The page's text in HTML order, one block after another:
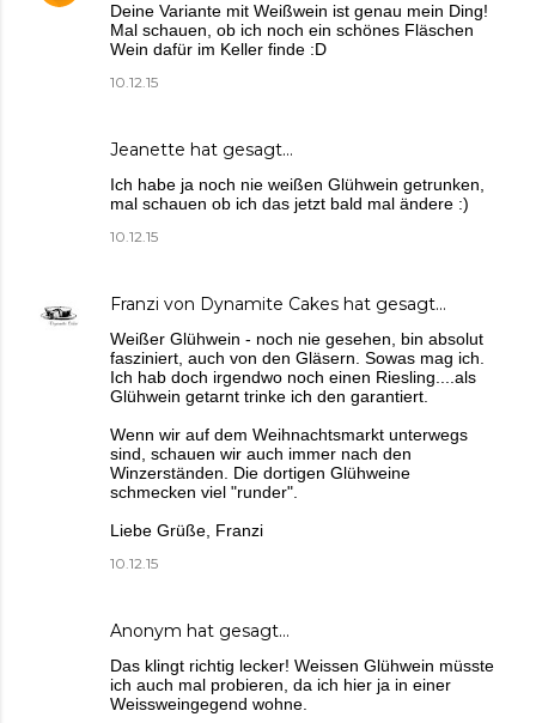
Deine Variante mit Weißwein ist genau mein Ding!
Mal schauen, ob ich noch ein schönes Fläschen
Wein dafür im Keller finde :D
10.12.15
Jeanette hat gesagt…
Ich habe ja noch nie weißen Glühwein getrunken,
mal schauen ob ich das jetzt bald mal ändere :)
10.12.15
Franzi von Dynamite Cakes hat gesagt…
Weißer Glühwein - noch nie gesehen, bin absolut
fasziniert, auch von den Gläsern. Sowas mag ich.
Ich hab doch irgendwo noch einen Riesling....als
Glühwein getarnt trinke ich den garantiert.
Wenn wir auf dem Weihnachtsmarkt unterwegs
sind, schauen wir auch immer nach den
Winzerständen. Die dortigen Glühweine
schmecken viel "runder".
Liebe Grüße, Franzi
10.12.15
Anonym hat gesagt…
Das klingt richtig lecker! Weissen Glühwein müsste
ich auch mal probieren, da ich hier ja in einer
Weissweingegend wohne.